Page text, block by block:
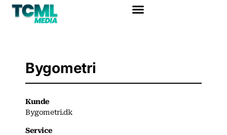
Bygometri
Kunde
Bygometri.dk
Service